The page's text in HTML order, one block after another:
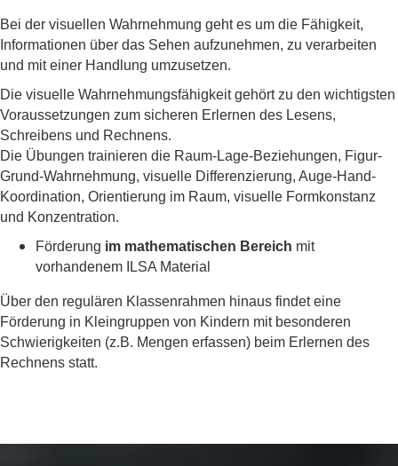
Bei der visuellen Wahrnehmung geht es um die Fähigkeit,
Informationen über das Sehen aufzunehmen, zu verarbeiten
und mit einer Handlung umzusetzen.
Die visuelle Wahrnehmungsfähigkeit gehört zu den wichtigsten
Voraussetzungen zum sicheren Erlernen des Lesens,
Schreibens und Rechnens.
Die Übungen trainieren die Raum-Lage-Beziehungen, Figur-
Grund-Wahrnehmung, visuelle Differenzierung, Auge-Hand-
Koordination, Orientierung im Raum, visuelle Formkonstanz
und Konzentration.
Förderung im mathematischen Bereich mit
vorhandenem ILSA Material
Über den regulären Klassenrahmen hinaus findet eine
Förderung in Kleingruppen von Kindern mit besonderen
Schwierigkeiten (z.B. Mengen erfassen) beim Erlernen des
Rechnens statt.